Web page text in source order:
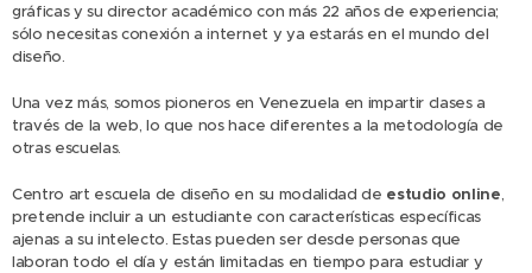
gráficas y su director académico con más 22 años de experiencia;
sólo necesitas conexión a internet y ya estarás en el mundo del
diseño.
Una vez más, somos pioneros en Venezuela en impartir clases a
través de la web, lo que nos hace diferentes a la metodología de
otras escuelas.
Centro art escuela de diseño en su modalidad de estudio online,
pretende incluir a un estudiante con características específicas
ajenas a su intelecto. Estas pueden ser desde personas que
laboran todo el día y están limitadas en tiempo para estudiar y